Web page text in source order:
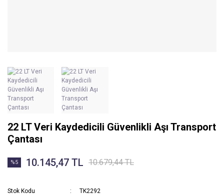
22 LT Veri Kaydedicili Güvenlikli Aşı Transport
Çantası
%5 10.145,47 TL 10.679,44 TL
Stok Kodu
TK2292